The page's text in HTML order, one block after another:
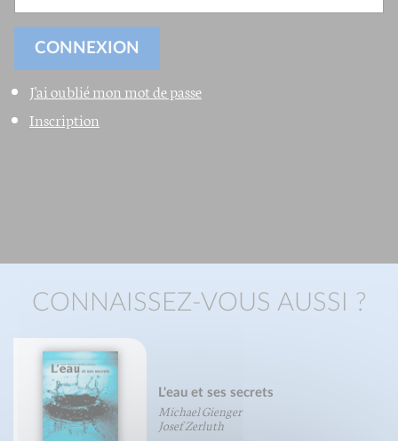
J'ai oublié mon mot de passe
Inscription
CONNAISSEZ-VOUS AUSSI ?
L'eau et ses secrets
Michael Gienger
Josef Zerluth